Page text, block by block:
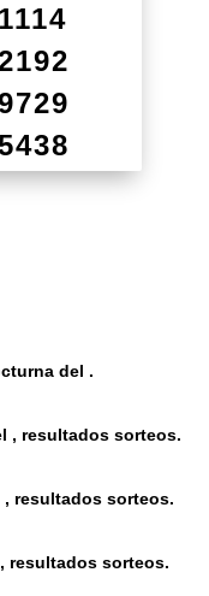
1114
del .
, resultados sorteos.
resultados sorteos.
resultados sorteos.